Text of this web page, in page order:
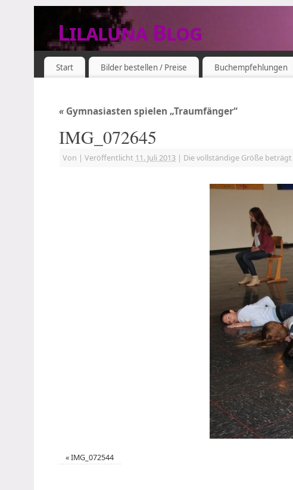
Lilaluna Blog
DAS JETZT IST SCHON VERGANGENHEIT
Start Bilder bestellen / Preise Buchempfehlungen
« Gymnasiasten spielen „Traumfänger“
IMG_072645
Von | Veröffentlicht 11. Juli 2013 | Die vollständige Größe beträgt
«IMG_072544